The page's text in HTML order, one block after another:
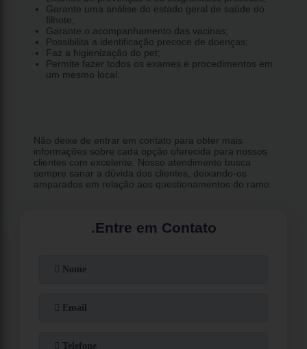
Garante uma análise do estado geral de saúde do
filhote;
Garante o acompanhamento das vacinas;
Possibilita a identificação precoce de doenças;
Faz a higienização do pet;
Permite fazer todos os exames e procedimentos em
um mesmo local.
Não deixe de entrar em contato para obter mais
informações sobre cada opção oferecida para nossos
clientes com excelente. Nosso atendimento busca
sempre sanar a dúvida dos clientes, deixando-os
amparados em relação aos questionamentos do ramo.
.Entre em Contato